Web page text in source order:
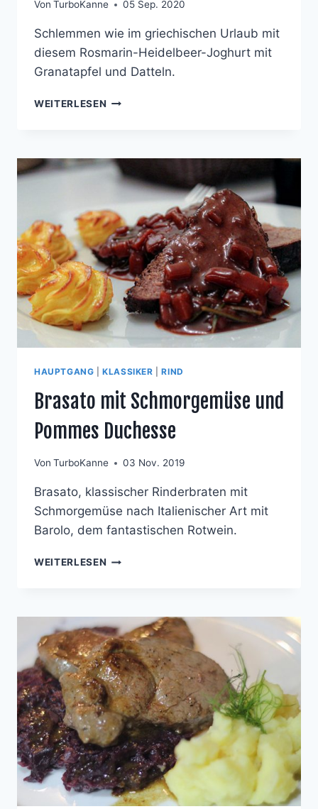
Von TurboKanne 05 Sep. 2020
Schlemmen wie im griechischen Urlaub mit
diesem Rosmarin-Heidelbeer-Joghurt mit
Granatapfel und Datteln.
WEITERLESEN GRIECHISCHER
MIT
DATTELN
HAUPTGANG |KLASSIKER |RIND
Brasato mit Schmorgemüse und
Pommes Duchesse
Von TurboKanne 03 Nov. 2019
Brasato, klassischer Rinderbraten mit
Schmorgemüse nach Italienischer Art mit
Barolo, dem fantastischen Rotwein.
WEITERLESEN BRASATO
POMMES
DUCHESSE